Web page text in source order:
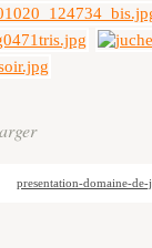
presentation-domaine-